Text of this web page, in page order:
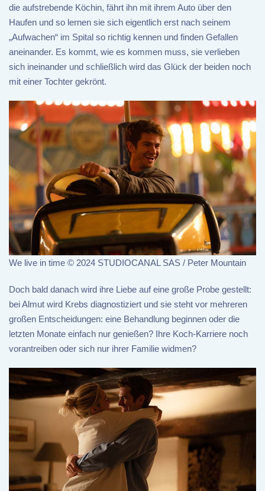
die aufstrebende Köchin, fährt ihn mit ihrem Auto über den
Haufen und so lernen sie sich eigentlich erst nach seinem
„Aufwachen“ im Spital so richtig kennen und finden Gefallen
aneinander. Es kommt, wie es kommen muss, sie verlieben
sich ineinander und schließlich wird das Glück der beiden noch
mit einer Tochter gekrönt.
We live in time © 2024 STUDIOCANAL SAS / Peter Mountain
Doch bald danach wird ihre Liebe auf eine große Probe gestellt:
bei Almut wird Krebs diagnostiziert und sie steht vor mehreren
großen Entscheidungen: eine Behandlung beginnen oder die
letzten Monate einfach nur genießen? Ihre Koch-Karriere noch
vorantreiben oder sich nur ihrer Familie widmen?